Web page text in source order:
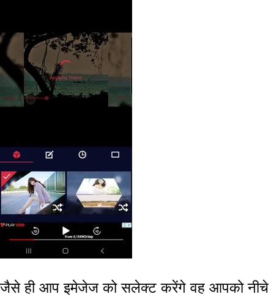
जैसे ही आप इमेजेज को सलेक्ट करेंगे वह आपको नीचे